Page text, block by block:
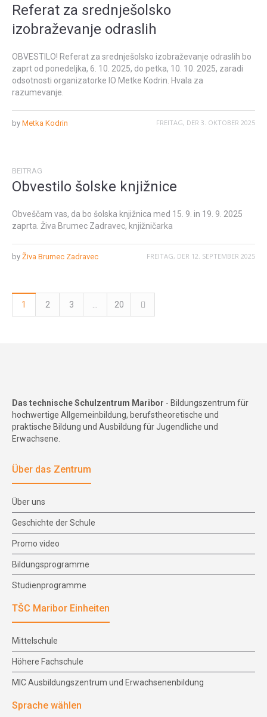
Referat za srednješolsko
izobraževanje odraslih
OBVESTILO! Referat za srednješolsko izobraževanje odraslih bo
zaprt od ponedeljka, 6. 10. 2025, do petka, 10. 10. 2025, zaradi
odsotnosti organizatorke IO Metke Kodrin. Hvala za
razumevanje.
FREITAG, DER 3. OKTOBER 2025
by Metka Kodrin
BEITRAG
Obvestilo šolske knjižnice
Obveščam vas, da bo šolska knjižnica med 15. 9. in 19. 9. 2025
zaprta. Živa Brumec Zadravec, knjižničarka
FREITAG, DER 12. SEPTEMBER 2025
by Živa Brumec Zadravec
1 2 3 20
Das technische Schulzentrum Maribor - Bildungszentrum für
hochwertige Allgemeinbildung, berufstheoretische und
praktische Bildung und Ausbildung für Jugendliche und
Erwachsene.
Über das Zentrum
Über uns
Geschichte der Schule
Promo video
Bildungsprogramme
Studienprogramme
TŠC Maribor Einheiten
Mittelschule
Höhere Fachschule
MIC Ausbildungszentrum und Erwachsenenbildung
Sprache wählen